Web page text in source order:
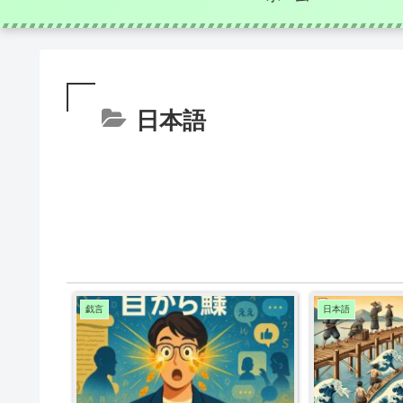
日本語
戯言 日本語